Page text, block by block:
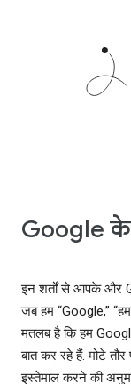
Google के
इन शर्तों से आपके और
जब हम “Google,”
मतलब है कि हम
बात कर रहे हैं. मोटे
इस्तेमाल करने की